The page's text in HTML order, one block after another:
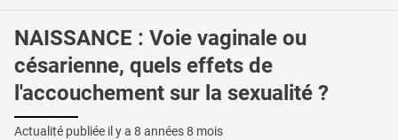
NAISSANCE : Voie vaginale ou
césarienne, quels effets de
l'accouchement sur la sexualité ?
Actualité publiée il y a 8 années 8 mois